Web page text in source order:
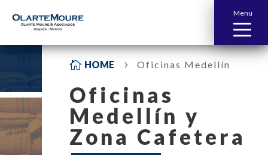
Menu
 HOME 5 Oficinas Medellín
Oficinas
Medellín y
Zona Cafetera